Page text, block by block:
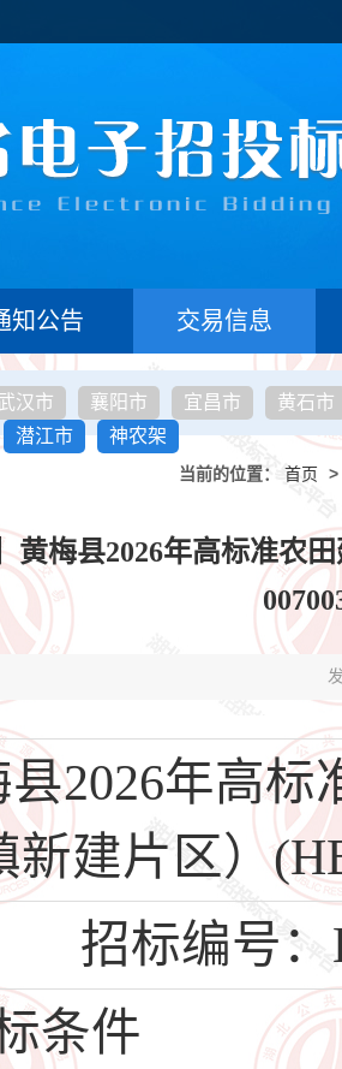
知公告 交易信息
汉市 襄阳市 宜昌市
黄石市
潜江市 神农架
当前的位置： 首页 >
黄梅县2026年高标准农
2026年高
新建片区）
招标编号：
条件